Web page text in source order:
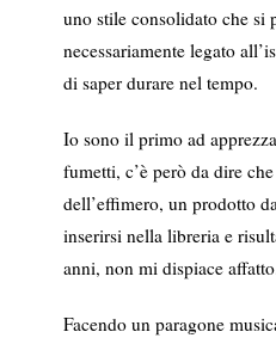
uno stile consolidato che si
necessariamente legato
di saper durare nel tempo.
Io sono il primo ad
fumetti, c’è però da dire
dell’effimero, un prodotto
inserirsi nella libreria e
anni, non mi dispiace
Facendo un paragone